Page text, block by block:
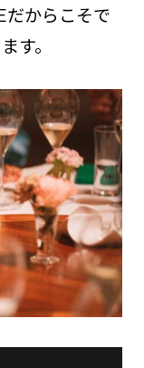
だからこそで
す。